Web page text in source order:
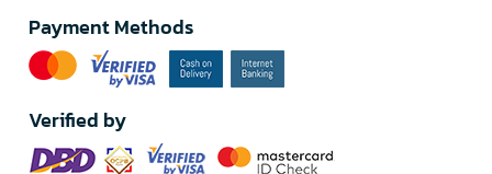
Payment Methods
Verified by